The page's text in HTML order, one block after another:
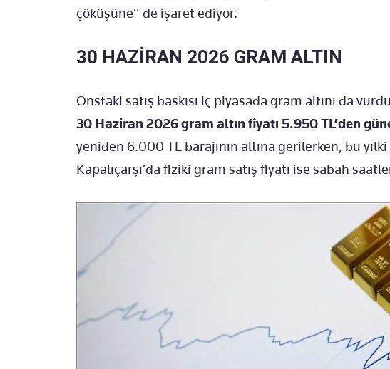
çöküşüne” de işaret ediyor.
30 HAZİRAN 2026 GRAM ALTIN
Onstaki satış baskısı iç piyasada gram altını da
30 Haziran 2026 gram altın fiyatı 5.950 TL’den
yeniden 6.000 TL barajının altına gerilerken, bu yılki
Kapalıçarşı’da fiziki gram satış fiyatı ise sabah